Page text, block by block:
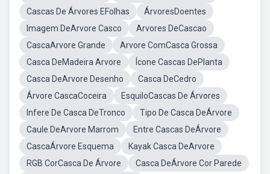
Cascas De Árvores EFolhas
ÁrvoresDoentes
Imagem DeArvore Casco
Arvores DeCascao
CascaArvore Grande
Arvore ComCasca Grossa
Casca DeMadeira Arvore
Ícone Cascas DePlanta
Casca DeArvore Desenho
Casca DeCedro
Árvore CascaCoceira
EsquiloCascas De Árvores
Infere De Casca DeTronco
Tipo De Casca DeÁrvore
Caule DeArvore Marrom
Entre Cascas DeÁrvore
CascaÁrvore Esquema
Kayak Casca DeArvore
RGB CorCasca De Árvore
Casca DeÁrvore Cor Parede